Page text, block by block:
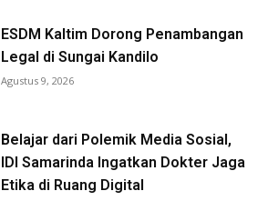
ESDM Kaltim Dorong Penambangan
Legal di Sungai Kandilo
Agustus 9, 2026
Belajar dari Polemik Media Sosial,
IDI Samarinda Ingatkan Dokter Jaga
Etika di Ruang Digital